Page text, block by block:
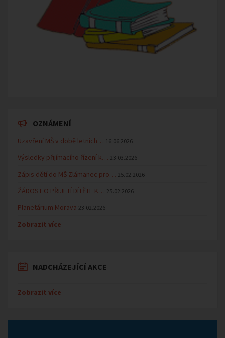
OZNÁMENÍ
Uzavření MŠ v době letních… 16.06.2026
Výsledky přijímacího řízení k… 23.03.2026
Zápis dětí do MŠ Zlámanec pro… 25.02.2026
ŽÁDOST O PŘIJETÍ DÍTĚTE K… 25.02.2026
Planetárium Morava 23.02.2026
Zobrazit více
NADCHÁZEJÍCÍ AKCE
Zobrazit více